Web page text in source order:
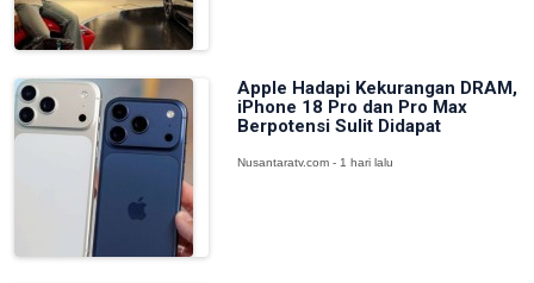
Apple Hadapi Kekurangan DRAM,
iPhone 18 Pro dan Pro Max
Berpotensi Sulit Didapat
Nusantaratv.com - 1 hari lalu